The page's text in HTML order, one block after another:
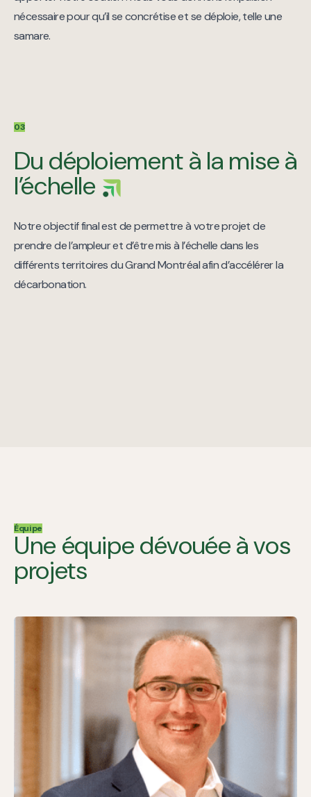
nécessaire pour qu’il se concrétise et se déploie, telle une
samare.
03
Du déploiement à la mise à
l’échelle
Notre objectif final est de permettre à votre projet de
prendre de l’ampleur et d’être mis à l’échelle dans les
différents territoires du Grand Montréal afin d’accélérer la
décarbonation.
Équipe
Une équipe dévouée à vos
projets